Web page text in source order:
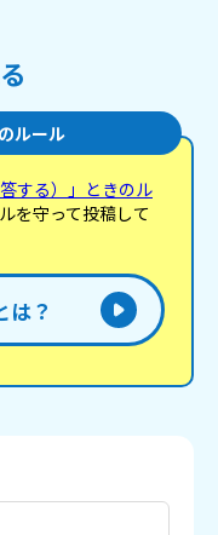
ルール
する）」ときのル
を守って投稿して
は？